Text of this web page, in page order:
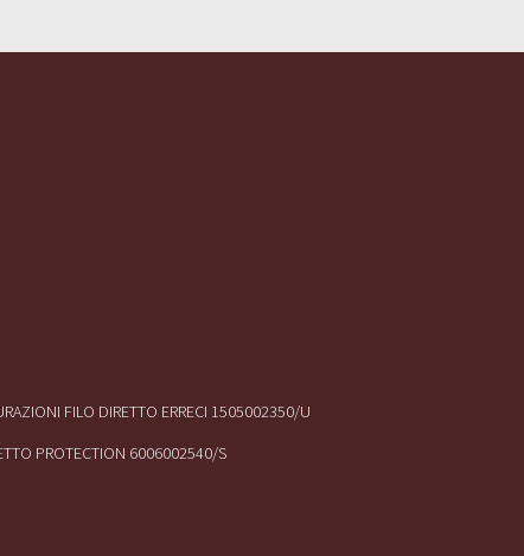
FILO DIRETTO ERRECI 1505002350/U
PROTECTION 6006002540/S